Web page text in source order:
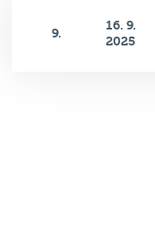
9.
16. 9.
2025